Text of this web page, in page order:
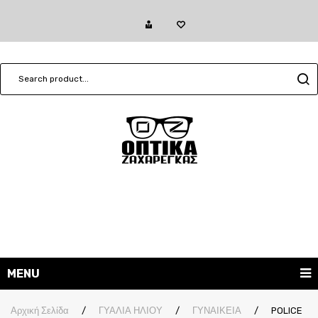
MENU
ΓΥΑΛΙΑ ΗΛΙΟΥ
Αρχική Σελίδα / ΓΥΑΛΙΑ ΗΛΙΟΥ / ΓΥΝΑΙΚΕΙΑ /
POLICE